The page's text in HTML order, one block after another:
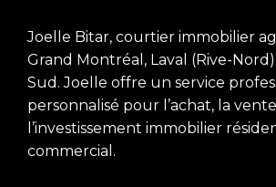
Joelle Bitar, courtier immobilier
Grand Montréal, Laval (Rive-
Sud. Joelle offre un service
personnalisé pour l’achat, la
l’investissement immobilier
commercial.